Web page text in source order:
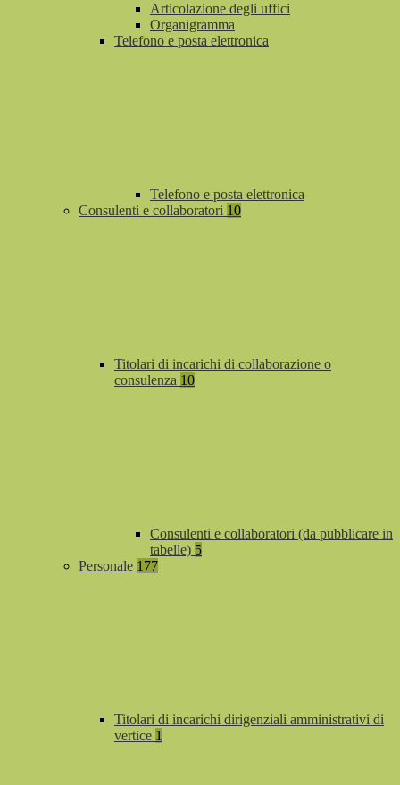
Articolazione degli uffici
Organigramma
Telefono e posta elettronica
Telefono e posta elettronica
Consulenti e collaboratori 10
Titolari di incarichi di collaborazione o
consulenza 10
Consulenti e collaboratori (da pubblicare in
tabelle) 5
Personale 177
Titolari di incarichi dirigenziali amministrativi di
vertice 1